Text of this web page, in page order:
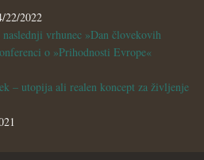
22/2022
vrhunec »Dan človekovih
o »Prihodnosti Evrope«
– utopija ali realen koncept za življenje